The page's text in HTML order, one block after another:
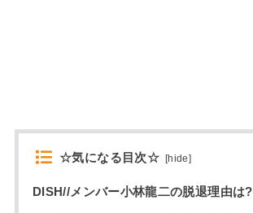
☆気になる目次☆ [hide]
DISH//メンバー小林龍二の脱退理由は?